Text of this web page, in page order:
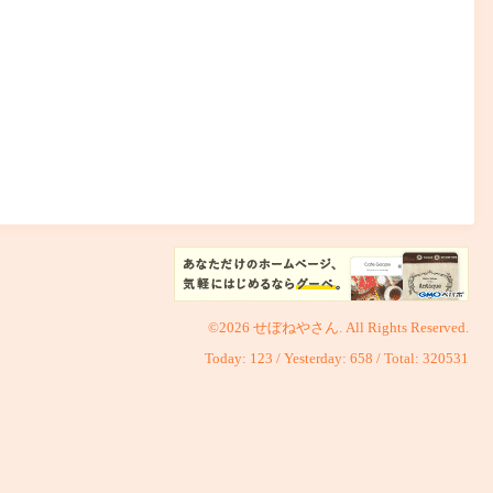
©2026 せぼねやさん. All Rights Reserved.
Today: 123 / Yesterday: 658 / Total: 320531